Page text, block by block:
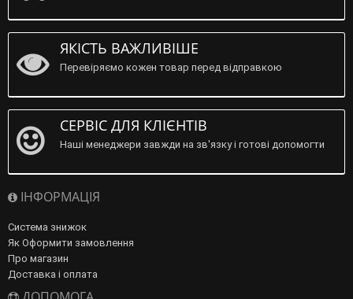
ЯКІСТЬ ВАЖЛИВІШЕ
Перевіряємо кожен товар перед відправкою
СЕРВІС ДЛЯ КЛІЄНТІВ
Наші менеджери завжди на зв'язку і готові допомогти
ІНФОРМАЦІЯ
Система знижок
Як Оформити замовлення
Про магазин
Доставка і оплата